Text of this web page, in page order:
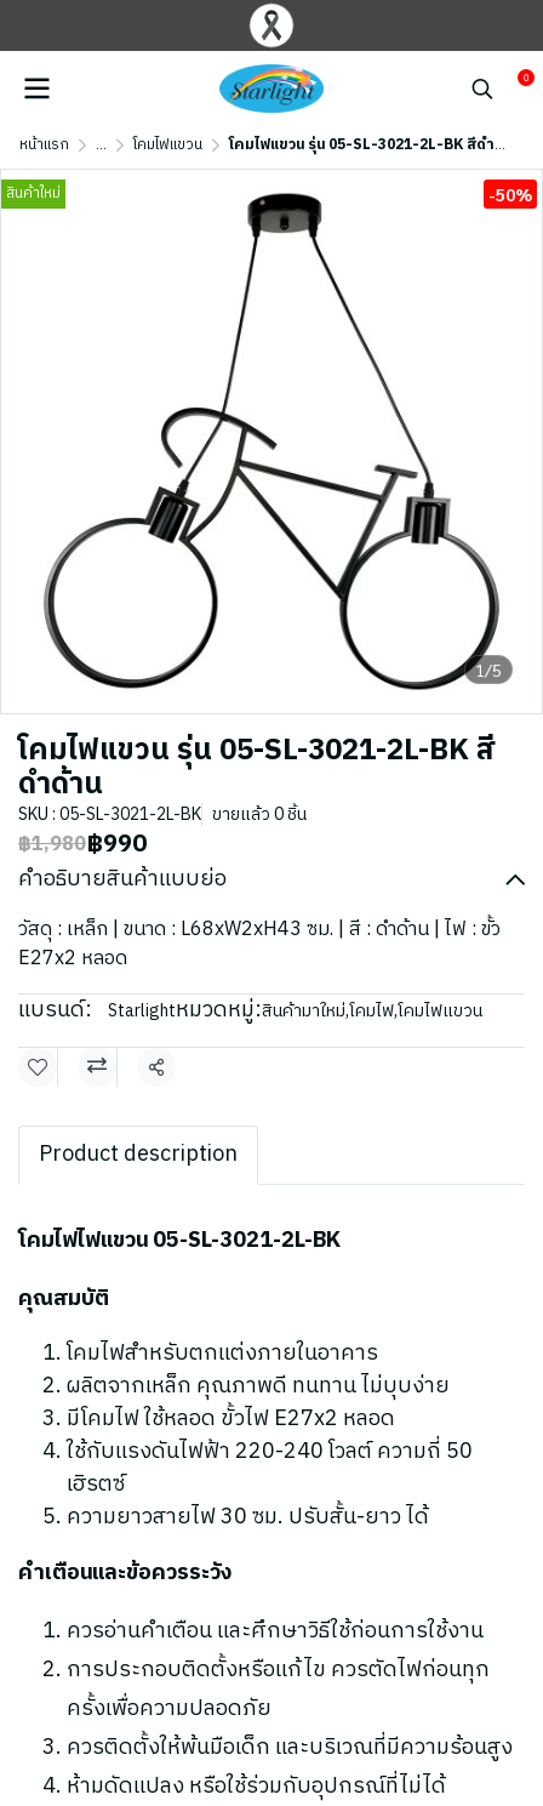
0
หน้าแรก ... โคมไฟแขวน โคมไฟแขวน รุ่น 05-SL-3021-2L-BK สีดำด้าน
1/5
สินค้าใหม่ -50%
โคมไฟแขวน รุ่น 05-SL-3021-2L-BK สี
ดำด้าน
SKU : 05-SL-3021-2L-BK ขายแล้ว 0 ชิ้น
฿1,980฿990
คำอธิบายสินค้าแบบย่อ
วัสดุ : เหล็ก | ขนาด : L68xW2xH43 ซม. | สี : ดำด้าน | ไฟ : ขั้ว
E27x2 หลอด
แบรนด์: Starlightหมวดหมู่:สินค้ามาใหม่,โคมไฟ,โคมไฟแขวน
แชร์
Product description
โคมไฟไฟแขวน 05-SL-3021-2L-BK
คุณสมบัติ
โคมไฟสำหรับตกแต่งภายในอาคาร
ผลิตจากเหล็ก คุณภาพดี ทนทาน ไม่บุบง่าย
มีโคมไฟ ใช้หลอด ขั้วไฟ E27x2 หลอด
ใช้กับแรงดันไฟฟ้า 220-240 โวลต์ ความถี่ 50
เฮิรตซ์
ความยาวสายไฟ 30 ซม. ปรับสั้น-ยาว ได้
คำเตือนและข้อควรระวัง
ควรอ่านคำเตือน และศึกษาวิธีใช้ก่อนการใช้งาน
การประกอบติดตั้งหรือแก้ไข ควรตัดไฟก่อนทุก
ครั้งเพื่อความปลอดภัย
ควรติดตั้งให้พ้นมือเด็ก และบริเวณที่มีความร้อนสูง
ห้ามดัดแปลง หรือใช้ร่วมกับอุปกรณ์ที่ไม่ได้